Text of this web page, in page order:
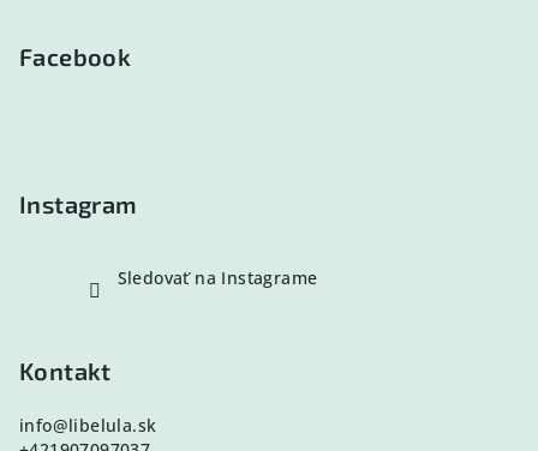
Facebook
Instagram
Sledovať na Instagrame
Kontakt
info@libelula.sk